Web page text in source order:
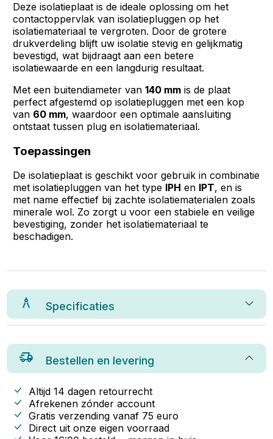
Deze isolatieplaat is de ideale oplossing om het
contactoppervlak van isolatiepluggen op het
isolatiemateriaal te vergroten. Door de grotere
drukverdeling blijft uw isolatie stevig en gelijkmatig
bevestigd, wat bijdraagt aan een betere
isolatiewaarde en een langdurig resultaat.
Met een buitendiameter van140 mm is de plaat
perfect afgestemd op isolatiepluggen met een kop
van 60 mm, waardoor een optimale aansluiting
ontstaat tussen plug en isolatiemateriaal.
Toepassingen
De isolatieplaat is geschikt voor gebruik in combinatie
met isolatiepluggen van het type IPH en IPT, en is
met name effectief bij zachte isolatiematerialen zoals
minerale wol. Zo zorgt u voor een stabiele en veilige
bevestiging, zonder het isolatiemateriaal te
beschadigen.
Specificaties
Bestellen en levering
Altijd 14 dagen retourrecht
Afrekenen zónder account
Gratis verzending vanaf 75 euro
Direct uit onze eigen voorraad